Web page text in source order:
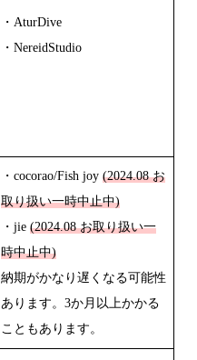
・AturDive
・NereidStudio
・cocorao/Fish joy (2024.08 お
取り扱い一時中止中)
・jie (2024.08 お取り扱い一
時中止中)
納期がかなり遅くなる可能性
あります。3か月以上かかる
こともあります。